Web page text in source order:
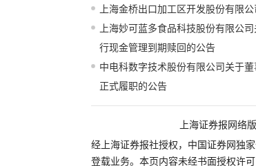
上海金桥出口加工区开发股份有限
上海妙可蓝多食品科技股份有限公
行现金管理到期赎回的公告
中电科数字技术股份有限公司关于
正式履职的公告
上海证券报网络
经上海证券报社授权，中国证券网独
登载业务。本页内容未经书面授权许